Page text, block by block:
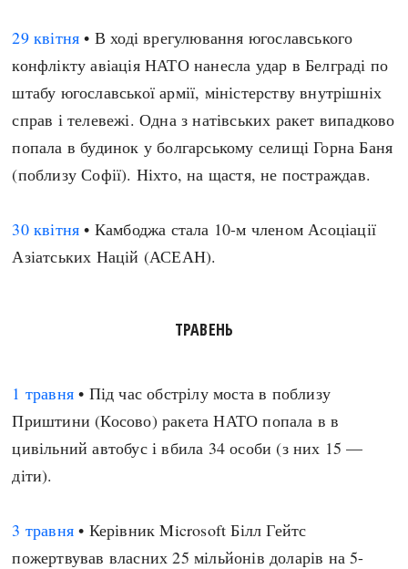
29 квітня • В ході врегулювання югославського
конфлікту авіація НАТО нанесла удар в Белграді по
штабу югославської армії, міністерству внутрішніх
справ і телевежі. Одна з натівських ракет випадково
попала в будинок у болгарському селищі Горна Баня
(поблизу Софії). Ніхто, на щастя, не постраждав.
30 квітня • Камбоджа стала 10-м членом Асоціації
Азіатських Націй (АСЕАН).
ТРАВЕНЬ
1 травня • Під час обстрілу моста в поблизу
Приштини (Косово) ракета НАТО попала в в
цивільний автобус і вбила 34 особи (з них 15 —
діти).
3 травня • Керівник Microsoft Білл Гейтс
пожертвував власних 25 мільйонів доларів на 5-